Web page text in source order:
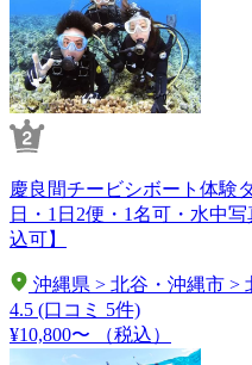
慶良間チービシボート体験
日・1日2便・1名可・水中
込可】
沖縄県 > 北谷・沖縄市 >
4.5 (口コミ 5件)
¥10,800〜
（税込）